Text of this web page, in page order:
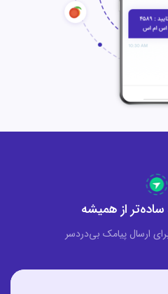
ساده‌تر از همیشه
ارسال پیامک بی‌دردسر